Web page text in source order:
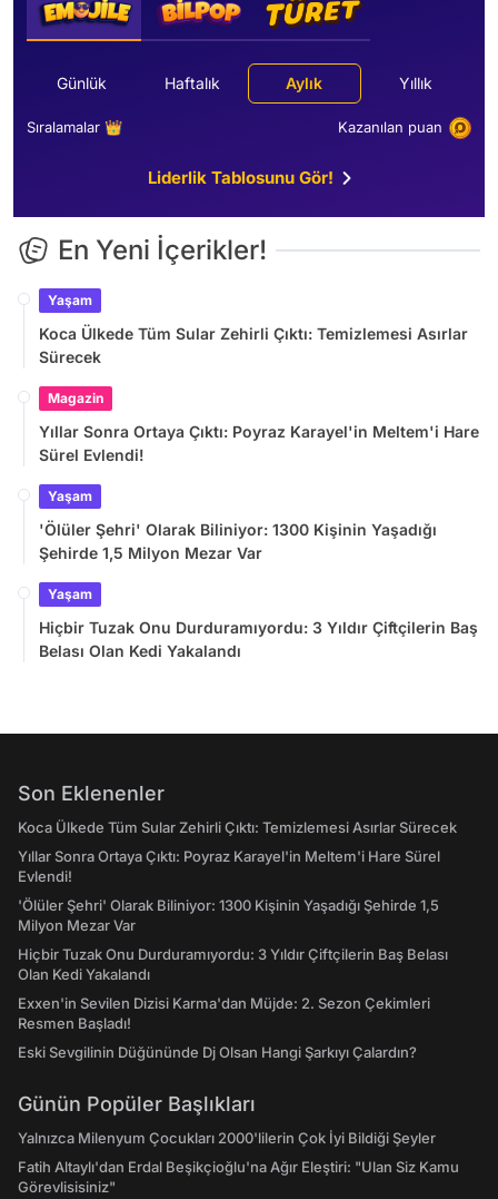
Günlük Haftalık Aylık Yıllık
Sıralamalar 👑 Kazanılan puan
Liderlik Tablosunu Gör!
En Yeni İçerikler!
Yaşam
Koca Ülkede Tüm Sular Zehirli Çıktı: Temizlemesi Asırlar
Sürecek
Magazin
Yıllar Sonra Ortaya Çıktı: Poyraz Karayel'in Meltem'i Hare
Sürel Evlendi!
Yaşam
'Ölüler Şehri' Olarak Biliniyor: 1300 Kişinin Yaşadığı
Şehirde 1,5 Milyon Mezar Var
Yaşam
Hiçbir Tuzak Onu Durduramıyordu: 3 Yıldır Çiftçilerin Baş
Belası Olan Kedi Yakalandı
Son Eklenenler
Koca Ülkede Tüm Sular Zehirli Çıktı: Temizlemesi Asırlar Sürecek
Yıllar Sonra Ortaya Çıktı: Poyraz Karayel'in Meltem'i Hare Sürel
Evlendi!
'Ölüler Şehri' Olarak Biliniyor: 1300 Kişinin Yaşadığı Şehirde 1,5
Milyon Mezar Var
Hiçbir Tuzak Onu Durduramıyordu: 3 Yıldır Çiftçilerin Baş Belası
Olan Kedi Yakalandı
Exxen'in Sevilen Dizisi Karma'dan Müjde: 2. Sezon Çekimleri
Resmen Başladı!
Eski Sevgilinin Düğününde Dj Olsan Hangi Şarkıyı Çalardın?
Günün Popüler Başlıkları
Yalnızca Milenyum Çocukları 2000'lilerin Çok İyi Bildiği Şeyler
Fatih Altaylı'dan Erdal Beşikçioğlu'na Ağır Eleştiri: "Ulan Siz Kamu
Görevlisisiniz"